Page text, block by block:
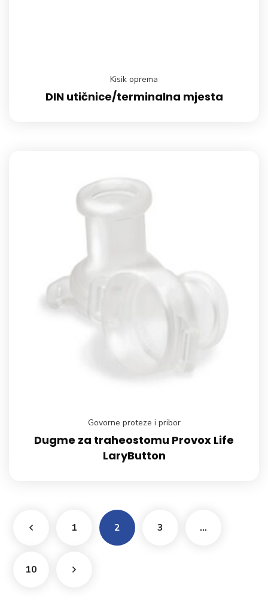
Kisik oprema
DIN utičnice/terminalna mjesta
Govorne proteze i pribor
Dugme za traheostomu Provox Life
LaryButton
1 2 3 …
10